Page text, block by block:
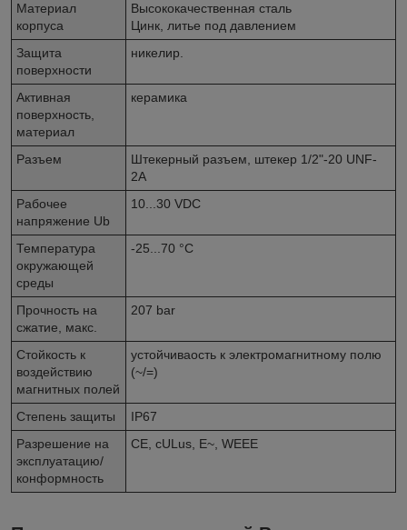
Материал
корпуса
Высококачественная сталь
Цинк, литье под давлением
Защита
поверхности
никелир.
Активная
поверхность,
материал
керамика
Разъем
Штекерный разъем, штекер 1/2"-20 UNF-
2A
Рабочее
напряжение Ub
10...30 VDC
Температура
окружающей
среды
-25...70 °C
Прочность на
сжатие, макс.
207 bar
Стойкость к
воздействию
магнитных полей
устойчиваость к электромагнитному полю
(~/=)
Степень защиты
IP67
Разрешение на
эксплуатацию/
конформность
CE, cULus, E~, WEEE